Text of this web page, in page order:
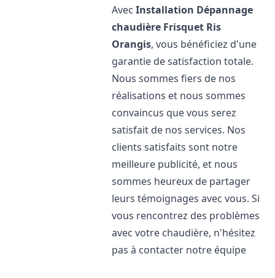
AvecInstallation Dépannage
chaudière Frisquet Ris
Orangis, vous bénéficiez d'une
garantie de satisfaction totale.
Nous sommes fiers de nos
réalisations et nous sommes
convaincus que vous serez
satisfait de nos services. Nos
clients satisfaits sont notre
meilleure publicité, et nous
sommes heureux de partager
leurs témoignages avec vous. Si
vous rencontrez des problèmes
avec votre chaudière, n'hésitez
pas à contacter notre équipe